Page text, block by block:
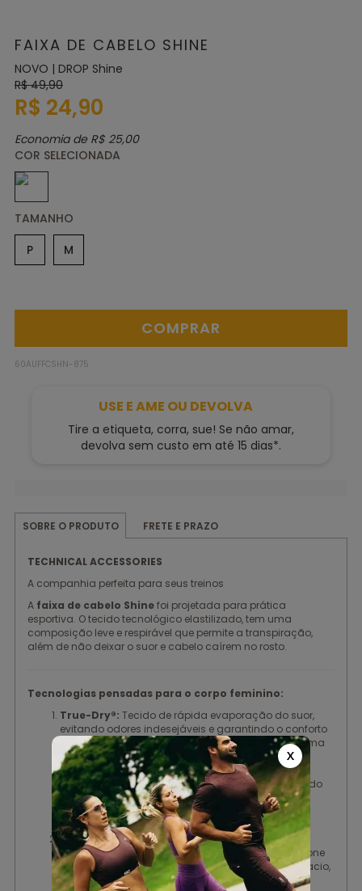
FAIXA DE CABELO SHINE
NOVO | DROP Shine
R$ 49,90
R$ 24,90
Economia de R$ 25,00
TAMANHO
P
M
60AUFFCSHN-875
USE E AME OU DEVOLVA
Tire a etiqueta, corra, sue! Se não amar,
devolva sem custo em até 15 dias*.
SOBRE O PRODUTO FRETE E PRAZO
TECHNICAL ACCESSORIES
A companhia perfeita para seus treinos
A faixa de cabelo Shinefoi projetada para prática
esportiva. O tecido tecnológico elastilizado, tem uma
composição leve e respirável que permite a transpiração,
além de não deixar o suor e cabelo caírem no rosto.
Tecnologias pensadas para o corpo feminino:
True-Dry®: Tecido de rápida evaporação do suor,
evitando odores indesejáveis e garantindo o conforto
térmico ao longo do treino. A secagem rápida é uma
característica da fibra, que absorve o suor e
transporta-o para fora do tecido facilitando a
evaporação e ajudando a manter a temperatura do
corpo regulada. Tecido seca mais rapidamente
auxiliando na performance.
Modelagem Exclusiva Authen:Modelagem
anatômica, com tecido elastizado e faixa de silicone
interna para melhor fixação na cabeça. Toque macio,
fresco e com alta durabilidade. Logo refletivo.
X